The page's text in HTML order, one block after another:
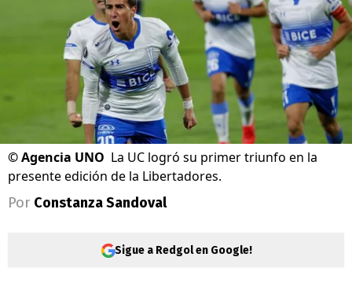
©Agencia UNO La UC logró su primer triunfo en la
presente edición de la Libertadores.
Por Constanza Sandoval
Sigue a Redgol en Google!